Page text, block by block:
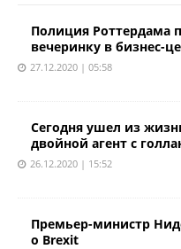
Полиция Роттердама
вечеринку в бизнес-
27.12.2020 | 05:58
Сегодня ушел из
двойной агент с
26.12.2020 | 15:52
Премьер-министр
о Brexit